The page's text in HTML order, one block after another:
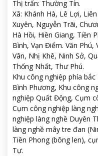
Thị trấn: Thường Tín.
Xã: Khánh Hà, Lê Lợi,
Xuyên, Nguyễn Trãi,
Hà Hồi, Hiền Giang, Tiền
Bình, Vạn Điểm. Văn
Vân, Nhị Khê, Ninh Sở,
Thống Nhất, Thư Phú.
Khu công nghiệp phía
Bình Phương, Khu công
nghiệp Quất Động, Cụm
Cụm công nghiệp làng
nghiệp làng nghề Duyên
làng nghề mây tre đan
Tiền Phong (bông len),
Tự.